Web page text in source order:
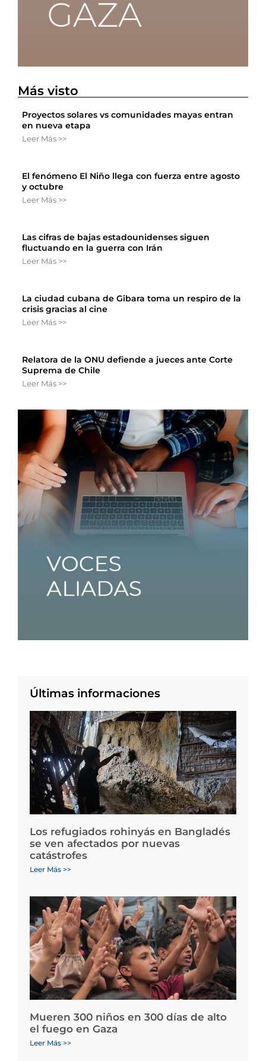
Más visto
Proyectos solares vs comunidades mayas entran
en nueva etapa
Leer Más >>
El fenómeno El Niño llega con fuerza entre agosto
y octubre
Leer Más >>
Las cifras de bajas estadounidenses siguen
fluctuando en la guerra con Irán
Leer Más >>
La ciudad cubana de Gibara toma un respiro de la
crisis gracias al cine
Leer Más >>
Relatora de la ONU defiende a jueces ante Corte
Suprema de Chile
Leer Más >>
Últimas informaciones
Los refugiados rohinyás en Bangladés
se ven afectados por nuevas
catástrofes
Leer Más >>
Mueren 300 niños en 300 días de alto
el fuego en Gaza
Leer Más >>